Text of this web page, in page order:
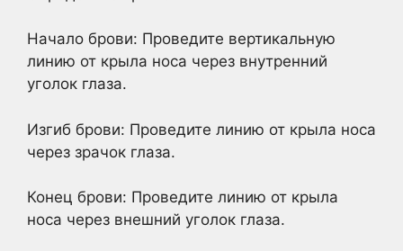
Начало брови: Проведите вертикальную
линию от крыла носа через внутренний
уголок глаза.
Изгиб брови: Проведите линию от крыла носа
через зрачок глаза.
Конец брови: Проведите линию от крыла
носа через внешний уголок глаза.